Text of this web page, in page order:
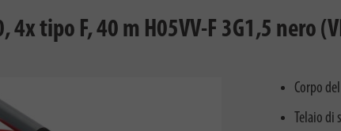
4x tipo F, 40 m H05VV-F 3G1,5 nero
Corpo
Telaio